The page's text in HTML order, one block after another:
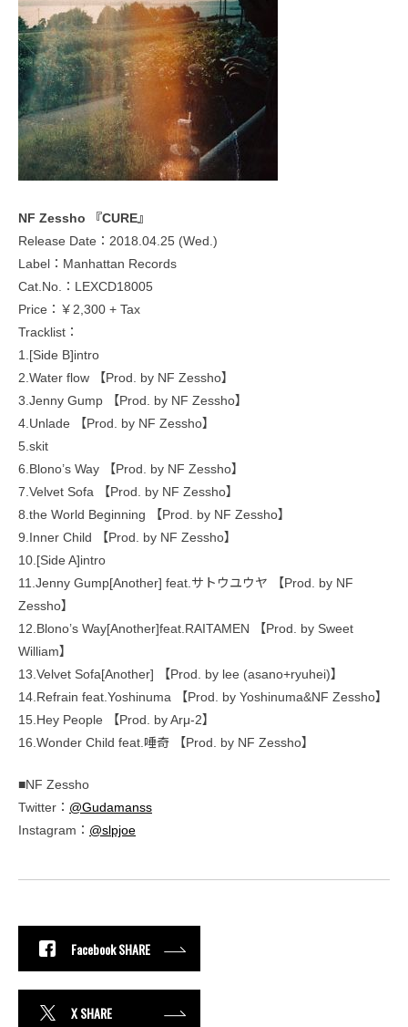
NF Zessho 『CURE』
Release Date：2018.04.25 (Wed.)
Label：Manhattan Records
Cat.No.：LEXCD18005
Price：￥2,300 + Tax
Tracklist：
1.[Side B]intro
2.Water flow 【Prod. by NF Zessho】
3.Jenny Gump 【Prod. by NF Zessho】
4.Unlade 【Prod. by NF Zessho】
5.skit
6.Blono’s Way 【Prod. by NF Zessho】
7.Velvet Sofa 【Prod. by NF Zessho】
8.the World Beginning 【Prod. by NF Zessho】
9.Inner Child 【Prod. by NF Zessho】
10.[Side A]intro
11.Jenny Gump[Another] feat.サトウユウヤ 【Prod. by NF
Zessho】
12.Blono’s Way[Another]feat.RAITAMEN 【Prod. by Sweet
William】
13.Velvet Sofa[Another] 【Prod. by lee (asano+ryuhei)】
14.Refrain feat.Yoshinuma 【Prod. by Yoshinuma&NF Zessho】
15.Hey People 【Prod. by Arμ-2】
16.Wonder Child feat.唾奇 【Prod. by NF Zessho】
■NF Zessho
Twitter： @Gudamanss
Instagram： @slpjoe
Facebook SHARE
X SHARE